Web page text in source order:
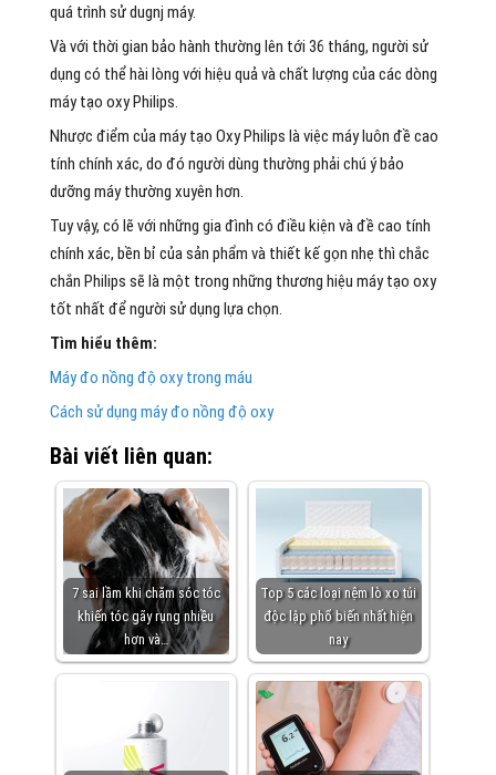
quá trình sử dugnj máy.
Và với thời gian bảo hành thường lên tới 36 tháng, người sử
dụng có thể hài lòng với hiệu quả và chất lượng của các dòng
máy tạo oxy Philips.
Nhược điểm của máy tạo Oxy Philips là việc máy luôn đề cao
tính chính xác, do đó người dùng thường phải chú ý bảo
dưỡng máy thường xuyên hơn.
Tuy vậy, có lẽ với những gia đình có điều kiện và đề cao tính
chính xác, bền bỉ của sản phẩm và thiết kế gọn nhẹ thì chắc
chắn Philips sẽ là một trong những thương hiệu máy tạo oxy
tốt nhất để người sử dụng lựa chọn.
Tìm hiểu thêm:
Máy đo nồng độ oxy trong máu
Cách sử dụng máy đo nồng độ oxy
Bài viết liên quan:
7 sai lầm khi chăm sóc tóc
khiến tóc gãy rụng nhiều
hơn và…
Top 5 các loại nệm lò xo túi
độc lập phổ biến nhất hiện
nay